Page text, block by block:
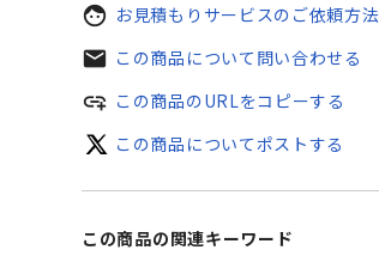
face お見積もりサービスのご依頼方法
mail この商品について問い合わせる
add_link この商品のURLをコピーする
この商品についてポストする
この商品の関連キーワード